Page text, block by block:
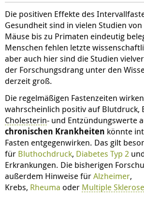
Die positiven Effekte des
Gesundheit sind in vielen Studien
Mäuse bis zu Primaten eindeutig
Menschen fehlen letzte
aber auch hier sind die Studien
der Forschungsdrang unter den
derzeit groß.
Die regelmäßigen Fastenzeiten
wahrscheinlich positiv auf Blutdruck,
Cholesterin- und Entzündungswerte
chronischen Krankheiten könnte
Fasten entgegenwirken. Das gilt
für Bluthochdruck, Diabetes Typ 2
Erkrankungen. Die bisherigen
außerdem Hinweise fürAlzheimer,
Krebs, Rheuma oder Multiple Sklerose